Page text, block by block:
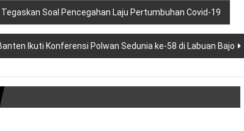
Soal Pencegahan Laju Pertumbuhan Covid-19
Ikuti Konferensi Polwan Sedunia ke-58 di Labuan Bajo